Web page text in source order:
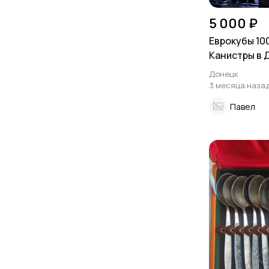
5 000 ₽
Еврокубы
Канистры в
по низким
Донецк
3 месяца
Павел